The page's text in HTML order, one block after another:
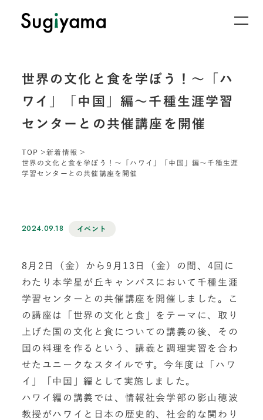
世界の文化と食を学ぼう！～「ハ
ワイ」「中国」編～千種生涯学習
センターとの共催講座を開催
TOP
新着情報
世界の文化と食を学ぼう！～「ハワイ」「中国」編～千種生涯
学習センターとの共催講座を開催
2024.09.18 イベント
8月2日（金）から9月13日（金）の間、4回に
わたり本学星が丘キャンパスにおいて千種生涯
学習センターとの共催講座を開催しました。こ
の講座は「世界の文化と食」をテーマに、取り
上げた国の文化と食についての講義の後、その
国の料理を作るという、講義と調理実習を合わ
せたユニークなスタイルです。今年度は「ハワ
イ」「中国」編として実施しました。
ハワイ編の講義では、情報社会学部の影山穂波
教授がハワイと日本の歴史的、社会的な関わり